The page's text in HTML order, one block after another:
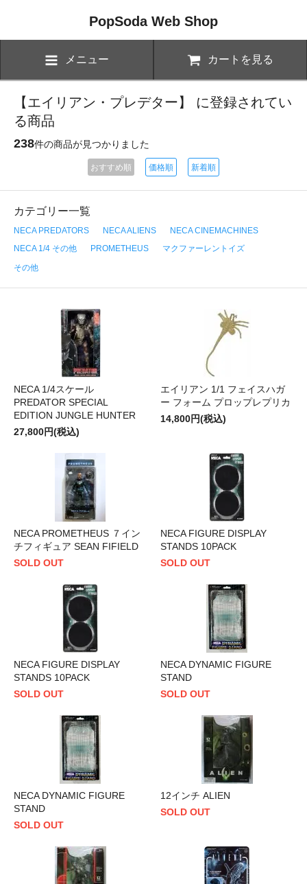
PopSoda Web Shop
メニュー カートを見る
【エイリアン・プレデター】 に登録されてい
る商品
238件の商品が見つかりました
おすすめ順 価格順 新着順
カテゴリー一覧
NECA PREDATORS NECA ALIENS
NECA CINEMACHINES
NECA 1/4 その他
PROMETHEUS
マクファーレントイズ
その他
NECA 1/4スケール
PREDATOR SPECIAL
EDITION JUNGLE HUNTER
27,800円(税込)
エイリアン 1/1 フェイスハガ
ー フォーム プロップレプリカ
14,800円(税込)
NECA PROMETHEUS ７イン
チフィギュア SEAN FIFIELD
SOLD OUT
NECA FIGURE DISPLAY
STANDS 10PACK
SOLD OUT
NECA FIGURE DISPLAY
STANDS 10PACK
SOLD OUT
NECA DYNAMIC FIGURE
STAND
SOLD OUT
NECA DYNAMIC FIGURE
STAND
SOLD OUT
12インチ ALIEN
SOLD OUT